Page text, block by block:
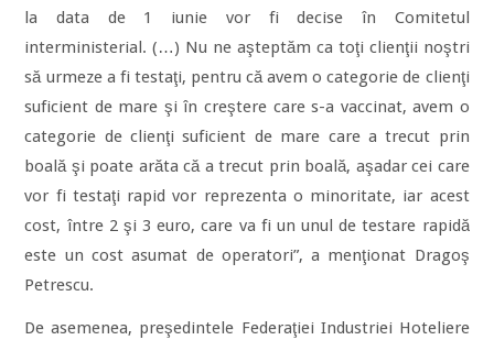
la data de 1 iunie vor fi decise în Comitetul
interministerial. (…) Nu ne aşteptăm ca toţi clienţii noştri
să urmeze a fi testaţi, pentru că avem o categorie de clienţi
suficient de mare şi în creştere care s-a vaccinat, avem o
categorie de clienţi suficient de mare care a trecut prin
boală şi poate arăta că a trecut prin boală, aşadar cei care
vor fi testaţi rapid vor reprezenta o minoritate, iar acest
cost, între 2 şi 3 euro, care va fi un unul de testare rapidă
este un cost asumat de operatori”, a menţionat Dragoş
Petrescu.
De asemenea, preşedintele Federaţiei Industriei Hoteliere